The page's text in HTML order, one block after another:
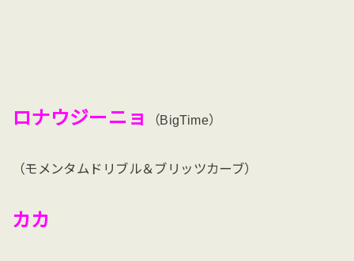
ロナウジーニョ （BigTime）
（モメンタムドリブル＆ブリッツカーブ）
カカ